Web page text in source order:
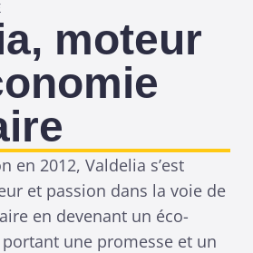
moteur
en 2012, Valdelia s’est
et passion dans la voie de
en devenant un éco-
une promesse et un